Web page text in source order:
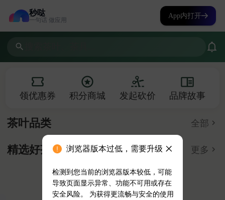
秒哒
一句话 做应用
App内打开
浏览器版本过低，需要升级
检测到您当前的浏览器版本较低，可能
导致页面显示异常、功能不可用或存在
安全风险。 为获得更流畅与安全的使用